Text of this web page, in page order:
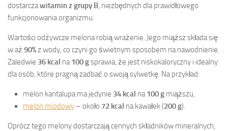
dostarczawitamin z grupy B, niezbędnych dla prawidłowego
funkcjonowania organizmu.
Wartości odżywcze melona robią wrażenie. Jego miąższ składa się
w aż 90%z wody, co czyni go świetnym sposobem na nawodnienie.
Zaledwie 36 kcal na100 gsprawia, że jest niskokaloryczny i idealny
dla osób, które pragną zadbać o swoją sylwetkę. Na przykład:
melon kantalupa ma jedynie 34 kcal na100 g miąższu,
melon miodowy – około 72 kcal na kawałek (200 g).
Oprócz tego melony dostarczają cennych składników mineralnych,